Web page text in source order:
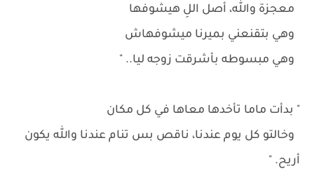
معجزة والله، أصل اللِ هيشوفها
وهي بتقنعني بميرنا ميشوفهاش
وهي مبسوطه بأشرقت زوجه ليا.. "
" بدأت ماما تأخدها معاها في كل مكان
وخالتو كل يوم عندنا، ناقص بس تنام عندنا والله يكون
أريح. "